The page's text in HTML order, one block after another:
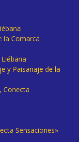
la Comarca
y Paisanaje de la
Conecta
Sensaciones»